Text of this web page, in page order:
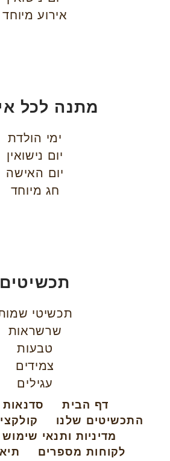
אירוע מיוחד
מתנה לכל
ימי הולדת
יום נישואין
יום האישה
חג מיוחד
תכשיטים
תכשיטי
שרשראות
טבעות
צמידים
עגילים
דף הבית
סדנאות
התכשיטים שלנו
מדיניות ותנאי שימוש
לקוחות מספרים